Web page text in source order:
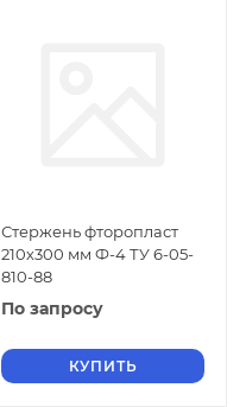
Стержень фторопласт
210х300 мм Ф-4 ТУ 6-05-
810-88
По запросу
КУПИТЬ